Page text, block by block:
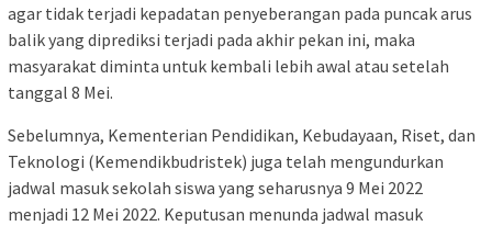
agar tidak terjadi kepadatan penyeberangan pada puncak arus
balik yang diprediksi terjadi pada akhir pekan ini, maka
masyarakat diminta untuk kembali lebih awal atau setelah
tanggal 8 Mei.
Sebelumnya, Kementerian Pendidikan, Kebudayaan, Riset, dan
Teknologi (Kemendikbudristek) juga telah mengundurkan
jadwal masuk sekolah siswa yang seharusnya 9 Mei 2022
menjadi 12 Mei 2022. Keputusan menunda jadwal masuk